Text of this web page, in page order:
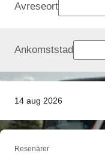
14 aug 2026
Avreseort
Ankomststad
Resenärer